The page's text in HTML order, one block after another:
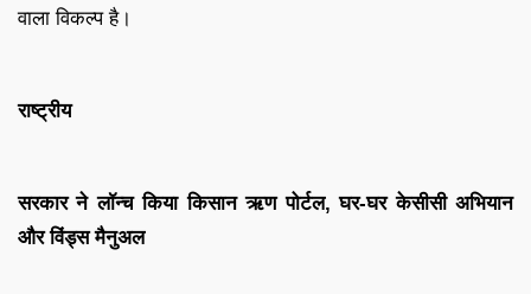
वाला विकल्प है।
राष्ट्रीय
सरकार ने लॉन्च किया किसान ऋण पोर्टल, घर-घर केसीसी अभियान
और विंड्स मैनुअल